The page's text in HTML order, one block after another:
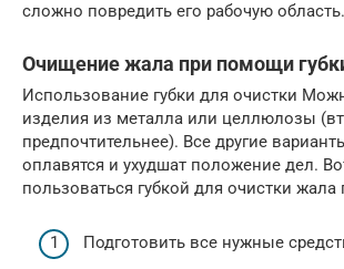
сложно повредить его рабочую область.
Очищение жала при помощи
Использование губки для очистки
изделия из металла или целлюлозы
предпочтительнее). Все другие
оплавятся и ухудшат положение дел.
пользоваться губкой для очистки жала
Подготовить все нужные